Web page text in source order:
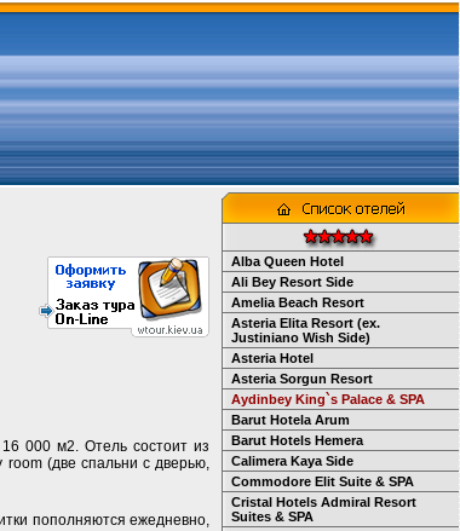
000 м2. Отель состоит из
room (две спальни с дверью,
пополняются ежедневно,
Alba Queen Hotel
Ali Bey Resort Side
Amelia Beach Resort
Asteria Elita Resort (ex.
Justiniano Wish Side)
Asteria Hotel
Asteria Sorgun Resort
Aydinbey King`s Palace & SPA
Barut Hotela Arum
Barut Hotels Hemera
Calimera Kaya Side
Commodore Elit Suite & SPA
Cristal Hotels Admiral Resort
Suites & SPA